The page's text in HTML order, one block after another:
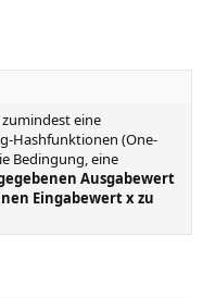
eine
Hashfunktionen (One-
Bedingung, eine
Ausgabewert
Eingabewert x zu